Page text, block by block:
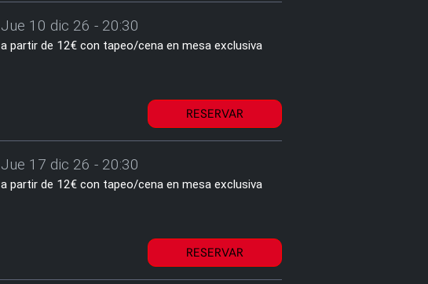
Jue 10 dic 26 - 20:30
a partir de 12€ con tapeo/cena en mesa exclusiva
RESERVAR
Jue 17 dic 26 - 20:30
a partir de 12€ con tapeo/cena en mesa exclusiva
RESERVAR